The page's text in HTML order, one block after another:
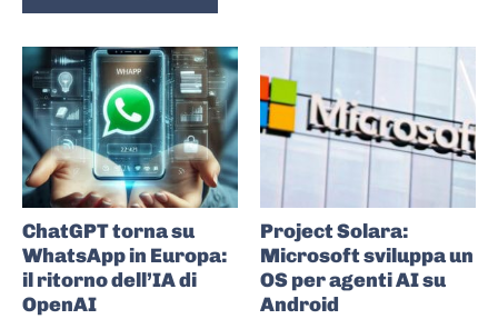
ChatGPT torna su
WhatsApp in Europa:
il ritorno dell’IA di
OpenAI
Project Solara:
Microsoft sviluppa un
OS per agenti AI su
Android